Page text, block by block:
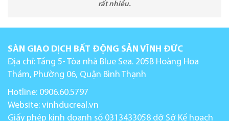
rất nhiều.
SÀN GIAO DỊCH BẤT ĐỘNG SẢN VĨNH ĐỨC
Địa chỉ: Tầng 5- Tòa nhà Blue Sea. 205B Hoàng Hoa
Thám, Phường 06, Quận Bình Thạnh
Hotline: 0906.60.5797
Website: vinhducreal.vn
Giấy phép kinh doanh số 0313433058 dở Sở Kế hoạch